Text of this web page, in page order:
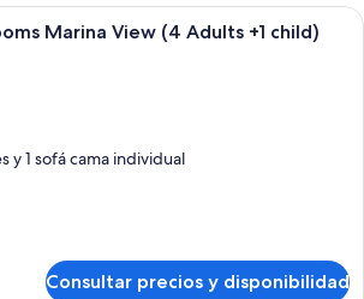
Una sala moderna con un sofá azul,
Marina View (4 Adults +1 child)
y 1 sofá cama individual
Consultar precios y disponibilidad